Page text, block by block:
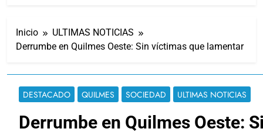
Inicio
ULTIMAS NOTICIAS
Derrumbe en Quilmes Oeste: Sin víctimas que lamentar
DESTACADO QUILMES SOCIEDAD ULTIMAS NOTICIAS
Derrumbe en Quilmes Oeste: